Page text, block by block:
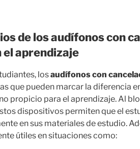
de los audífonos con
el aprendizaje
losaudífonos con
que pueden marcar la diferencia
propicio para el aprendizaje. Al
dispositivos permiten que el
en sus materiales de estudio.
útiles en situaciones como: